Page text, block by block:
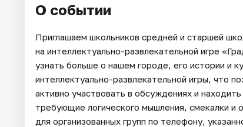
О событии
Приглашаем школьников средней и старшей
на интеллектуально-развлекательной игре
узнать больше о нашем городе, его истории и
интеллектуально-развлекательной игры, что
активно участвовать в обсуждениях и
требующие логического мышления, смекалки и
для организованных групп по телефону,